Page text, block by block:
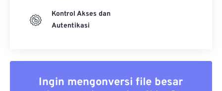
Kontrol Akses dan
Autentikasi
Ingin mengonversi file besar